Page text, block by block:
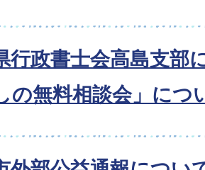
行政書士会高島支部
の無料相談会」につ